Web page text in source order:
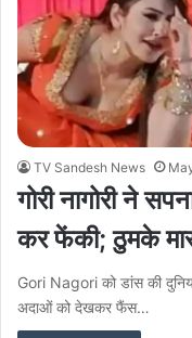
TV Sandesh News
गोरी नागोरी ने
कर फेंकी; ठुमके
Gori Nagori को डांस की
अदाओं को देखकर फैंस…